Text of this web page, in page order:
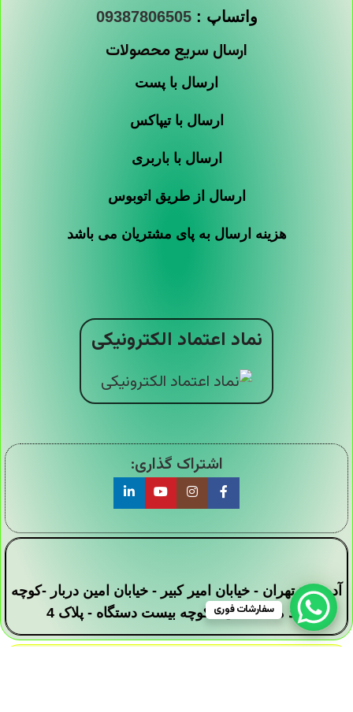
واتساپ :09387806505
ارسال سریع محصولات
ارسال با پست
ارسال با تیپاکس
ارسال با باربری
ارسال از طریق اتوبوس
هزینه ارسال به پای مشتریان می باشد
نماد اعتماد الکترونیکی
اشتراک گذاری:
آدرس : تهران - خیابان امیر کبیر - خیابان امین دربار -کوچه
سید محمد علی - کوچه بیست دستگاه - پلاک 4
سفارشات فوری